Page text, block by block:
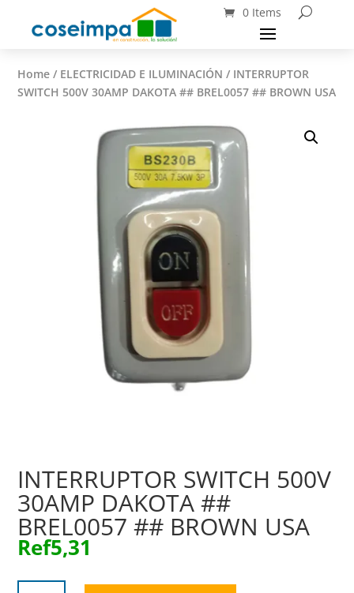
0 Items
Home / ELECTRICIDAD E ILUMINACIÓN / INTERRUPTOR
SWITCH 500V 30AMP DAKOTA ## BREL0057 ## BROWN USA
INTERRUPTOR SWITCH 500V
30AMP DAKOTA ##
BREL0057 ## BROWN USA
Ref5,31
INTERRUPTOR